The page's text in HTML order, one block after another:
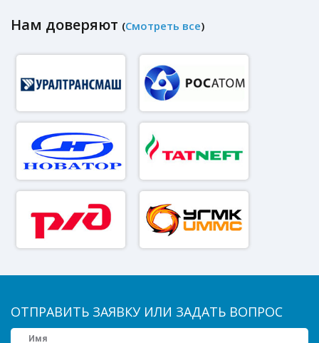
Нам доверяют (Смотреть все)
ОТПРАВИТЬ ЗАЯВКУ ИЛИ ЗАДАТЬ ВОПРОС